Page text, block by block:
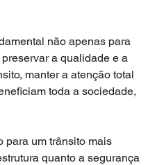
não apenas para
a qualidade e a
manter a atenção total
toda a sociedade,
para um trânsito mais
quanto a segurança